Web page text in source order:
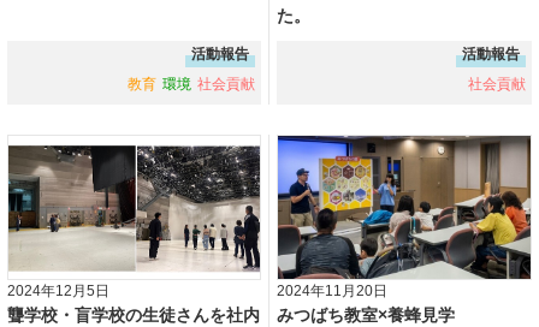
活動報告
教育 環境 社会貢献
た。
活動報告
社会貢献
2024年12月5日
聾学校・盲学校の生徒さんを社内
2024年11月20日
みつばち教室×養蜂見学